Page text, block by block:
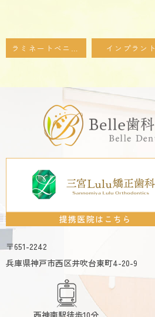
インプラント
〒651-2242
兵庫県神戸市西区井吹台東町4-20-9
西神南駅徒歩10分